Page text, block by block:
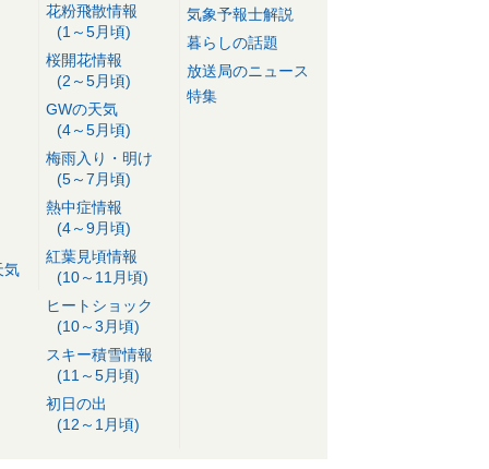
気
花粉飛散情報
(1～5月頃)
桜開花情報
(2～5月頃)
GWの天気
(4～5月頃)
梅雨入り・明け
(5～7月頃)
熱中症情報
(4～9月頃)
紅葉見頃情報
(10～11月頃)
ヒートショック
(10～3月頃)
スキー積雪情報
(11～5月頃)
初日の出
(12～1月頃)
気象予報士解説
暮らしの話題
放送局のニュース
特集